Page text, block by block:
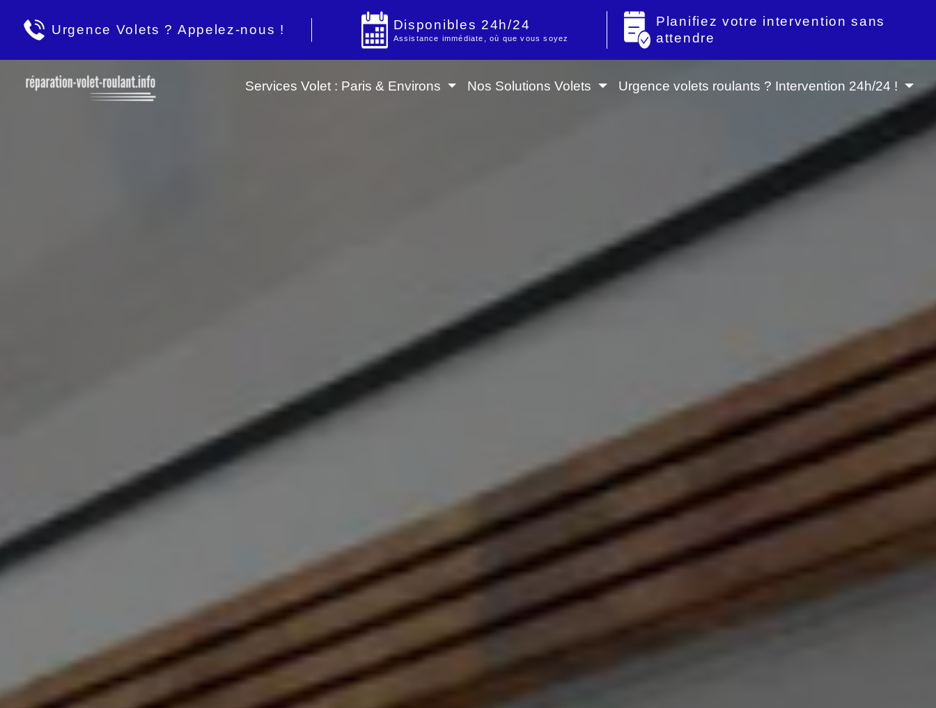
Urgence Volets ? Appelez-nous ! Disponibles 24h/24
Assistance immédiate, où que vous soyez
Planifiez votre intervention sans
attendre
Services Volet : Paris & Environs Nos Solutions Volets Urgence volets roulants ? Intervention 24h/24 !